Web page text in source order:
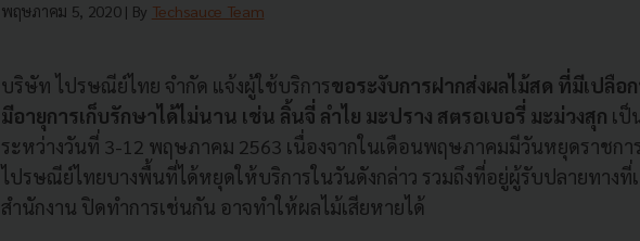
พฤษภาคม 5, 2020 | By Techsauce Team
บริษัท ไปรษณีย์ไทย จำกัด แจ้งผู้ใช้บริการขอระงับการฝากส่งผลไม้สด ที่มีเปลือ
มีอายุการเก็บรักษาได้ไม่นาน เช่น ลิ้นจี่ ลำไย มะปราง สตรอเบอรี่ มะม่วงสุก เป็
ระหว่างวันที่ 3-12 พฤษภาคม 2563 เนื่องจากในเดือนพฤษภาคมมีวันหยุดราชกา
ไปรษณีย์ไทยบางพื้นที่ได้หยุดให้บริการในวันดังกล่าว รวมถึงที่อยู่ผู้รับปลายทางที่
สำนักงาน ปิดทำการเช่นกัน อาจทำให้ผลไม้เสียหายได้